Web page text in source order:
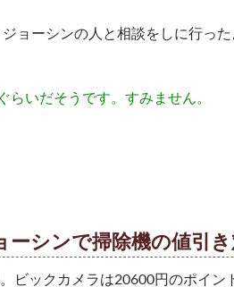
ョーシンの人と相談をしに行っ
いだそうです。すみません。
ーシンで掃除機の値引
ビックカメラは20600円のポイン